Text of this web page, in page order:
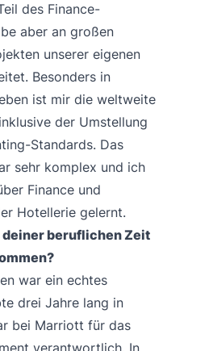
des Finance-
aber an großen
unserer eigenen
Besonders in
ist mir die weltweite
der Umstellung
Standards. Das
sehr komplex und ich
Finance und
Hotellerie gelernt.
deiner beruflichen Zeit
war ein echtes
drei Jahre lang in
bei Marriott für das